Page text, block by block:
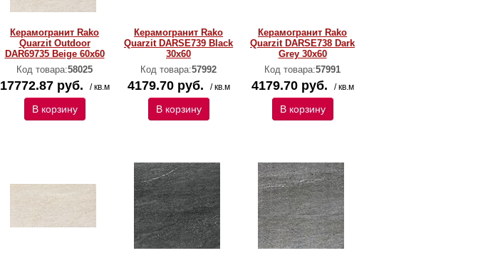
Керамогранит Rako
Quarzit Outdoor
DAR69735 Beige 60x60
Код товара:58025
17772.87 руб. / кв.м
В корзину
Керамогранит Rako
Quarzit DARSE739 Black
30x60
Код товара:57992
4179.70 руб. / кв.м
В корзину
Керамогранит Rako
Quarzit DARSE738 Dark
Grey 30x60
Код товара:57991
4179.70 руб. / кв.м
В корзину